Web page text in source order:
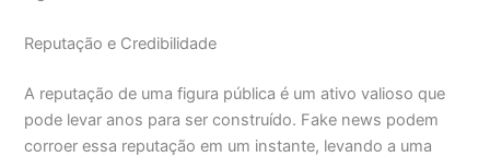
Reputação e Credibilidade
A reputação de uma figura pública é um ativo valioso que
pode levar anos para ser construído. Fake news podem
corroer essa reputação em um instante, levando a uma